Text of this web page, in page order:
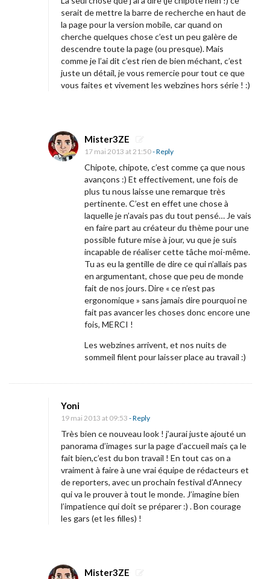
s
e
t
é
v
m
serait de mettre la barre de recherche en haut de
la page pour la version mobile, car quand on
cherche quelques chose c’est un peu galère de
descendre toute la page (ou presque). Mais
comme je l’ai dit c’est rien de bien méchant, c’est
juste un détail, je vous remercie pour tout ce que
vous faites et vivement les webzines hors série ! :)
Mister3ZE
17 mai 2013 at 21:50- Reply
Chipote, chipote, c’est comme ça que nous
avançons :) Et effectivement, une fois de
plus tu nous laisse une remarque très
pertinente. C’est en effet une chose à
laquelle je n’avais pas du tout pensé… Je vais
en faire part au créateur du thème pour une
possible future mise à jour, vu que je suis
incapable de réaliser cette tâche moi-même.
Tu as eu la gentille de dire ce qui n’allais pas
en argumentant, chose que peu de monde
fait de nos jours. Dire « ce n’est pas
ergonomique » sans jamais dire pourquoi ne
fait pas avancer les choses donc encore une
fois, MERCI !
Les webzines arrivent, et nos nuits de
sommeil filent pour laisser place au travail :)
Yoni
19 mai 2013 at 09:53 - Reply
Très bien ce nouveau look ! j’aurai juste ajouté un
panorama d’images sur la page d’accueil mais ça le
fait bien,c’est du bon travail ! En tout cas on a
vraiment à faire à une vrai équipe de rédacteurs et
de reporters, avec un prochain festival d’Annecy
qui va le prouver à tout le monde. J’imagine bien
l’impatience qui doit se préparer :) . Bon courage
les gars (et les filles) !
Mister3ZE